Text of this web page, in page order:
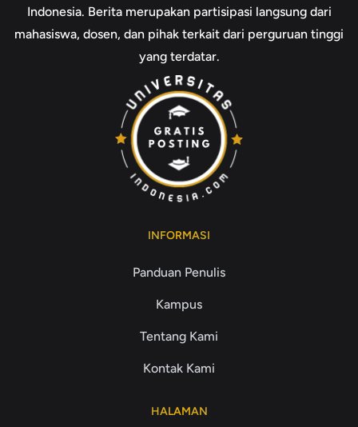
Indonesia. Berita merupakan partisipasi langsung dari
mahasiswa, dosen, dan pihak terkait dari perguruan tinggi
yang terdatar.
INFORMASI
Panduan Penulis
Kampus
Tentang Kami
Kontak Kami
HALAMAN